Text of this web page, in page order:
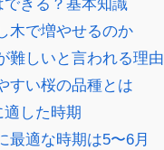
きる？基本知識
木で増やせるのか
難しいと言われる理由
すい桜の品種とは
した時期
最適な時期は5〜6月